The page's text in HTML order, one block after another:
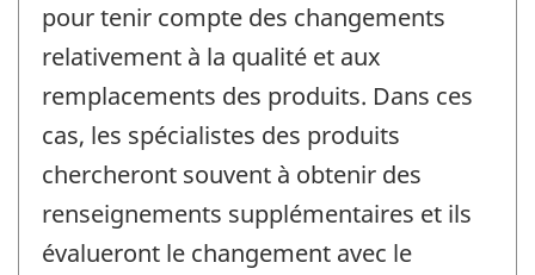
pour tenir compte des changements
relativement à la qualité et aux
remplacements des produits. Dans ces
cas, les spécialistes des produits
chercheront souvent à obtenir des
renseignements supplémentaires et ils
évalueront le changement avec le